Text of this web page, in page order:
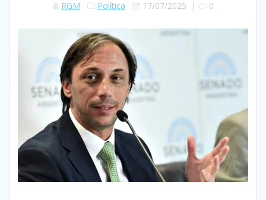
RGM Política 17/07/2025 | 0